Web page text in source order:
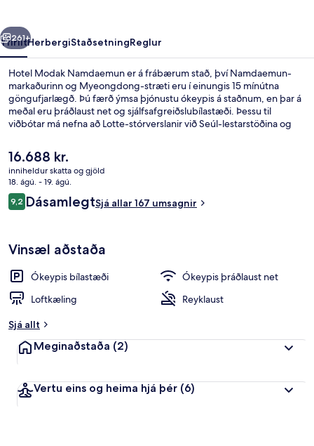
Næsta
261+
YfirlitHerbergiStaðsetningReglur
Hotel Modak Namdaemun er á frábærum stað, því Namdaemun-
markaðurinn og Myeongdong-stræti eru í einungis 15 mínútna
göngufjarlægð. Þú færð ýmsa þjónustu ókeypis á staðnum, en þar á
meðal eru þráðlaust net og sjálfsafgreiðslubílastæði. Þessu til
viðbótar má nefna að Lotte-stórverslanir við Seúl-lestarstöðina og
er stutt frá almenningssamgöngum: Seoul National University
lestarstöðin er í 6 mínútna göngufjarlægð og Chungjeongno
lestarstöðin í 10 mínútna.
Núverandi
verð
er
16.688 kr.
16.688 kr.
inniheldur skatta og gjöld
18. ágú. - 19. ágú.
Umsagnir
9,29,2 af 10
DásamlegtSjá allar 167 umsagnir
Vinsæl aðstaða
Ókeypis bílastæði
Ókeypis þráðlaust net
Loftkæling
Reyklaust
Sjá allt
Meginaðstaða (2)
Vertu eins og heima hjá þér (6)